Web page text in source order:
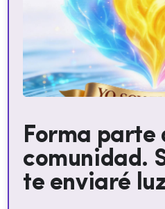
Forma parte
comunidad.
te enviaré